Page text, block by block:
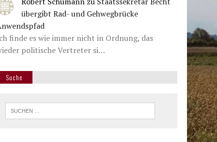
übergibt Rad- und Gehwegbrücke
finde es wie immer nicht in Ordnung, das
politische Vertreter si…
Suche